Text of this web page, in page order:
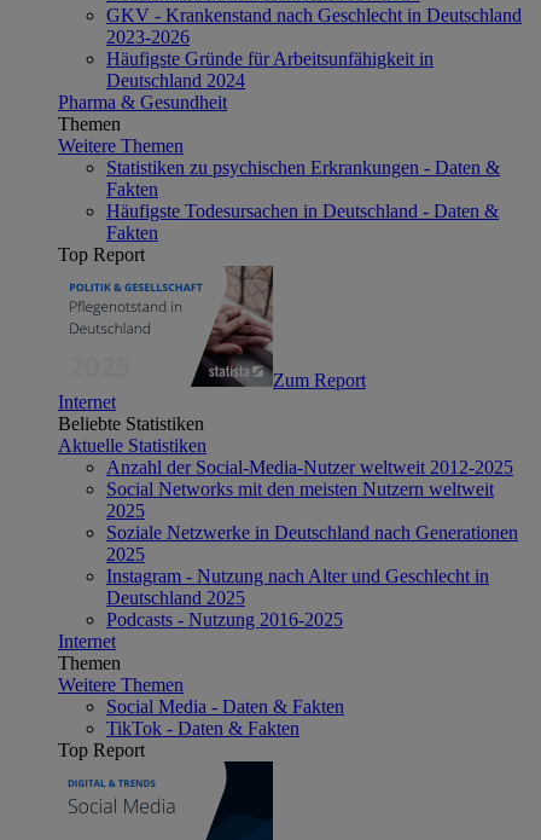
GKV - Krankenstand nach Geschlecht in Deutschland
2023-2026
Häufigste Gründe für Arbeitsunfähigkeit in
Deutschland 2024
Pharma & Gesundheit
Themen
Weitere Themen
Statistiken zu psychischen Erkrankungen - Daten &
Fakten
Häufigste Todesursachen in Deutschland - Daten &
Fakten
Top Report
Zum Report
Internet
Beliebte Statistiken
Aktuelle Statistiken
Anzahl der Social-Media-Nutzer weltweit 2012-2025
Social Networks mit den meisten Nutzern weltweit
2025
Soziale Netzwerke in Deutschland nach Generationen
2025
Instagram - Nutzung nach Alter und Geschlecht in
Deutschland 2025
Podcasts - Nutzung 2016-2025
Internet
Themen
Weitere Themen
Social Media - Daten & Fakten
TikTok - Daten & Fakten
Top Report